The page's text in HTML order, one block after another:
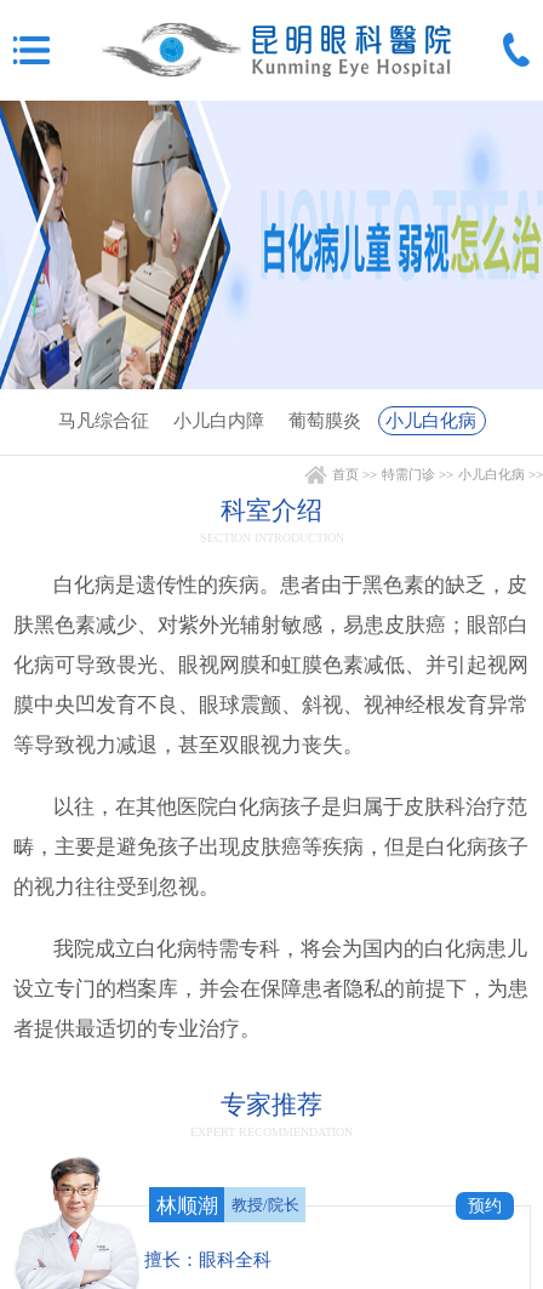
马凡综合征 小儿白内障 葡萄膜炎 小儿白化病
首页 >> 特需门诊 >> 小儿白化病 >>
科室介绍
SECTION INTRODUCTION
白化病是遗传性的疾病。患者由于黑色素的缺乏，皮
肤黑色素减少、对紫外光辅射敏感，易患皮肤癌；眼部白
化病可导致畏光、眼视网膜和虹膜色素减低、并引起视网
膜中央凹发育不良、眼球震颤、斜视、视神经根发育异常
等导致视力减退，甚至双眼视力丧失。
以往，在其他医院白化病孩子是归属于皮肤科治疗范
畴，主要是避免孩子出现皮肤癌等疾病，但是白化病孩子
的视力往往受到忽视。
我院成立白化病特需专科，将会为国内的白化病患儿
设立专门的档案库，并会在保障患者隐私的前提下，为患
者提供最适切的专业治疗。
专家推荐
EXPERT RECOMMENDATION
林顺潮 教授/院长 预约
擅长：眼科全科